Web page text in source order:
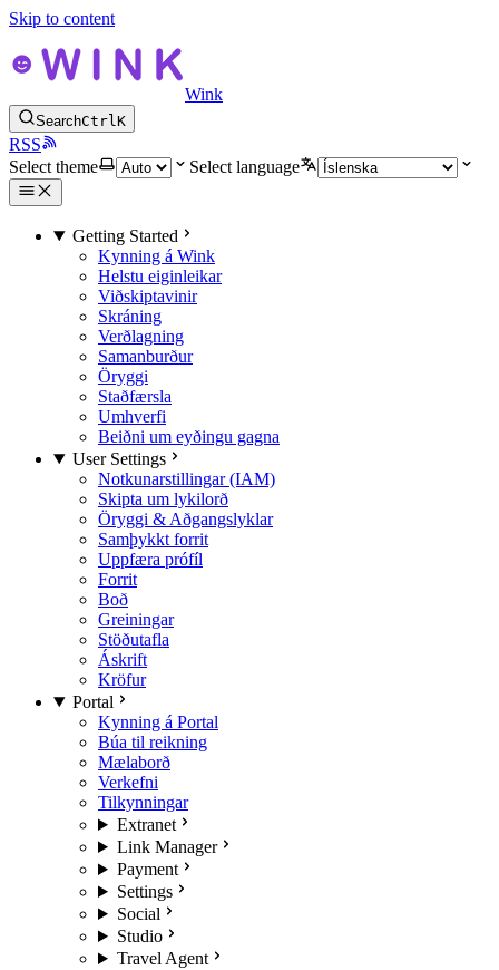
Skip to content
Wink
SearchCtrlK
RSS
Select theme
Select language
Getting Started
Kynning á Wink
Helstu eiginleikar
Viðskiptavinir
Skráning
Verðlagning
Samanburður
Öryggi
Staðfærsla
Umhverfi
Beiðni um eyðingu gagna
User Settings
Notkunarstillingar (IAM)
Skipta um lykilorð
Öryggi & Aðgangslyklar
Samþykkt forrit
Uppfæra prófíl
Forrit
Boð
Greiningar
Stöðutafla
Áskrift
Kröfur
Portal
Kynning á Portal
Búa til reikning
Mælaborð
Verkefni
Tilkynningar
Extranet
Link Manager
Payment
Settings
Social
Studio
Travel Agent